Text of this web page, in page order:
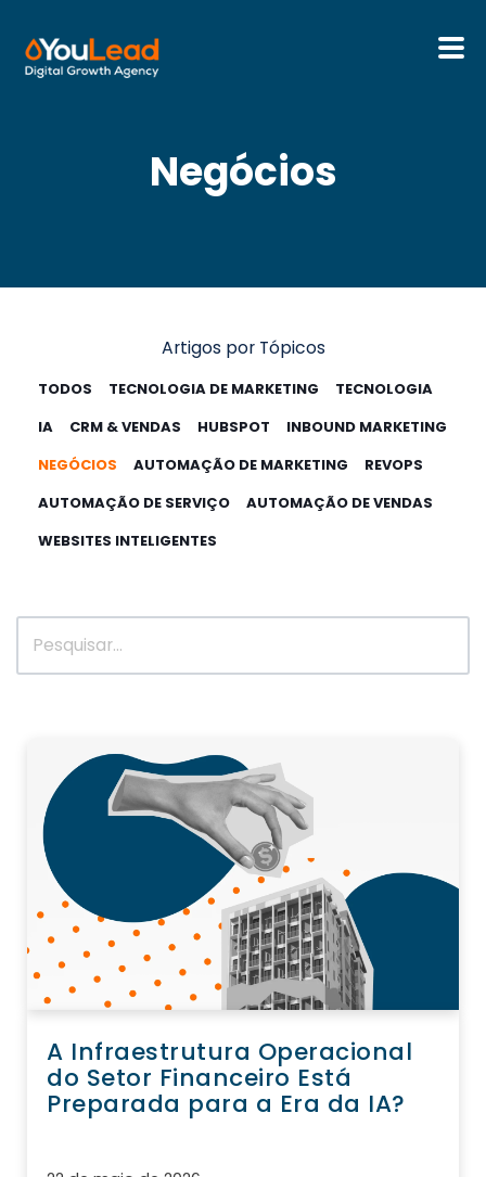
Serviços
Português
Negócios
Artigos por Tópicos
TODOS TECNOLOGIA DE MARKETING
TECNOLOGIA
IA
CRM & VENDAS HUBSPOT
INBOUND MARKETING
NEGÓCIOS
AUTOMAÇÃO DE MARKETING
REVOPS
AUTOMAÇÃO DE SERVIÇO
AUTOMAÇÃO DE VENDAS
WEBSITES INTELIGENTES
A Infraestrutura Operacional
do Setor Financeiro Está
Preparada para a Era da IA?